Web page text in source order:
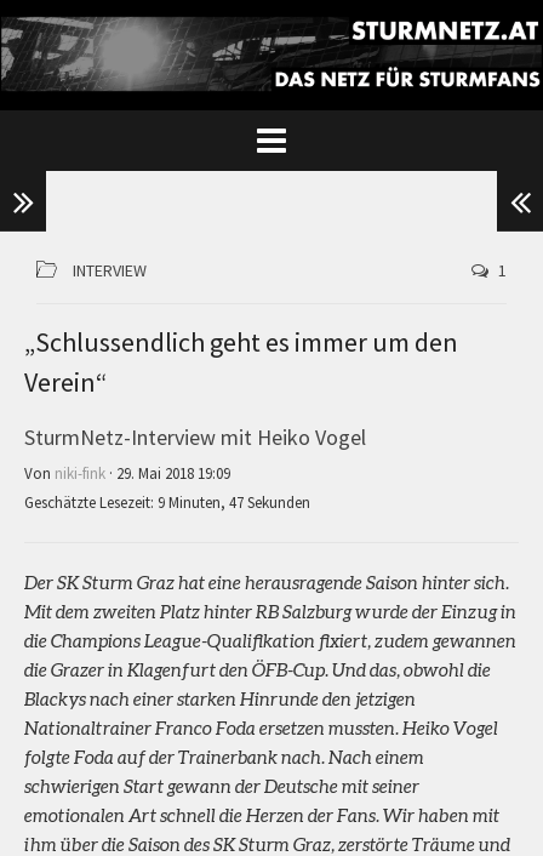
INTERVIEW 1
„Schlussendlich geht es immer um den
Verein“
SturmNetz-Interview mit Heiko Vogel
Von niki-fink · 29. Mai 2018 19:09
Geschätzte Lesezeit: 9 Minuten, 47 Sekunden
Der SK Sturm Graz hat eine herausragende Saison hinter sich.
Mit dem zweiten Platz hinter RB Salzburg wurde der Einzug in
die Champions League-Qualifikation fixiert, zudem gewannen
die Grazer in Klagenfurt den ÖFB-Cup. Und das, obwohl die
Blackys nach einer starken Hinrunde den jetzigen
Nationaltrainer Franco Foda ersetzen mussten. Heiko Vogel
folgte Foda auf der Trainerbank nach. Nach einem
schwierigen Start gewann der Deutsche mit seiner
emotionalen Art schnell die Herzen der Fans. Wir haben mit
ihm über die Saison des SK Sturm Graz, zerstörte Träume und